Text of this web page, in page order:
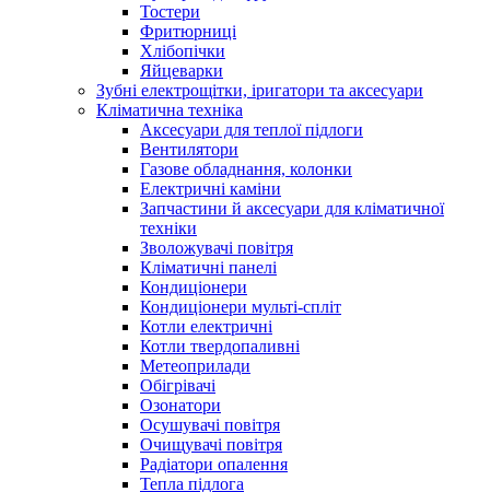
Тостери
Фритюрниці
Хлібопічки
Яйцеварки
Зубні електрощітки, іригатори та аксесуари
Кліматична техніка
Аксесуари для теплої підлоги
Вентилятори
Газове обладнання, колонки
Електричні каміни
Запчастини й аксесуари для кліматичної
техніки
Зволожувачі повітря
Кліматичні панелі
Кондиціонери
Кондиціонери мульті-спліт
Котли електричні
Котли твердопаливні
Метеоприлади
Обігрівачі
Озонатори
Осушувачі повітря
Очищувачі повітря
Радіатори опалення
Тепла підлога